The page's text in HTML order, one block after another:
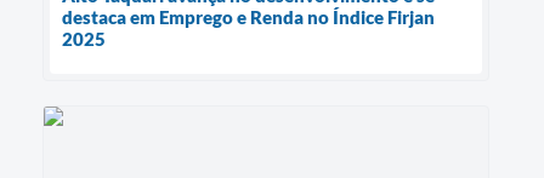
destaca em Emprego e Renda no Índice Firjan
2025